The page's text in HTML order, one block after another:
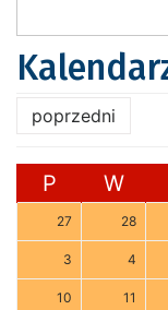
poprzedni
P W
27 28
3 4
10 11